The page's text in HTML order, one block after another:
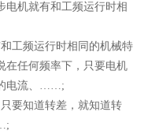
电机就有和工频运行时相
工频运行时相同的机械特
在任何频率下，只要电机
电流、……;
要知道转差，就知道转